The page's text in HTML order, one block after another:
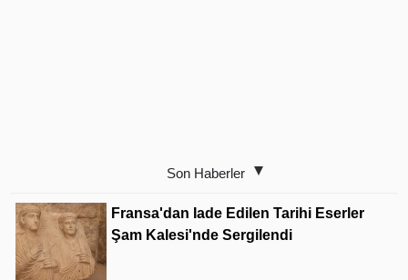
Son Haberler
Fransa'dan Iade Edilen Tarihi Eserler
Şam Kalesi'nde Sergilendi